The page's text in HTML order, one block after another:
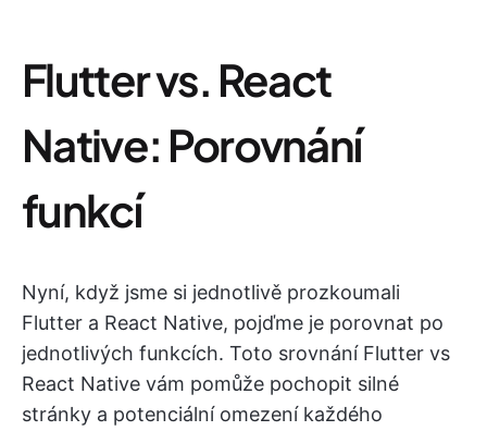
Flutter vs. React
Native: Porovnání
funkcí
Nyní, když jsme si jednotlivě prozkoumali
Flutter a React Native, pojďme je porovnat po
jednotlivých funkcích. Toto srovnání Flutter vs
React Native vám pomůže pochopit silné
stránky a potenciální omezení každého